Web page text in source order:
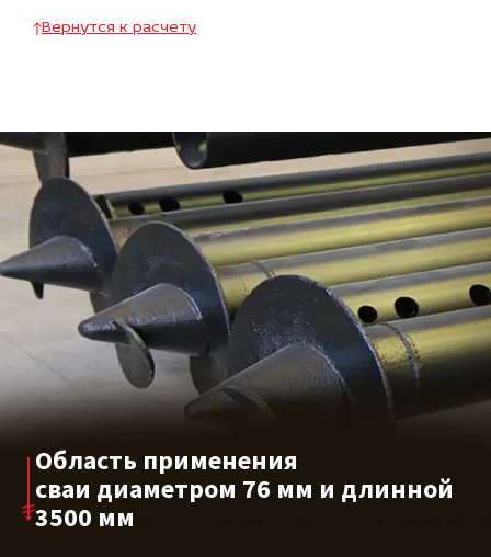
Вернутся к расчету
Область применения
сваи диаметром 76 мм и длинной
3500 мм